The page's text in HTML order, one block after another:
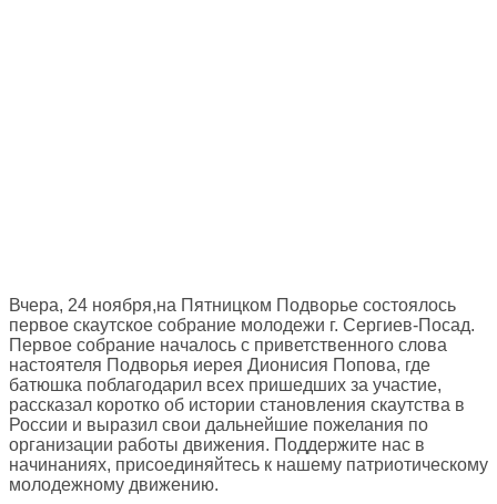
Вчера, 24 ноября,на Пятницком Подворье состоялось
первое скаутское собрание молодежи г. Сергиев-Посад.
Первое собрание началось с приветственного слова
настоятеля Подворья иерея Дионисия Попова, где
батюшка поблагодарил всех пришедших за участие,
рассказал коротко об истории становления скаутства в
России и выразил свои дальнейшие пожелания по
организации работы движения. Поддержите нас в
начинаниях, присоединяйтесь к нашему патриотическому
молодежному движению.